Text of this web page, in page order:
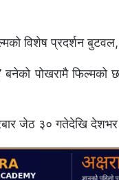
विशेष प्रदर्शन
बनेको पोखरामै
जेठ ३० गतेदेखि देशभर